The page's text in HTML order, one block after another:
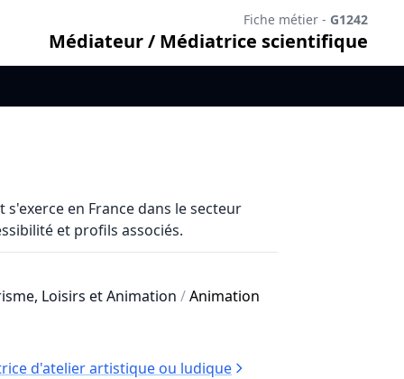
Fiche métier - G1242
Médiateur / Médiatrice scientifique
s'exerce en France dans le secteur
et profils associés.
Loisirs et Animation /Animation
d'atelier artistique ou ludique